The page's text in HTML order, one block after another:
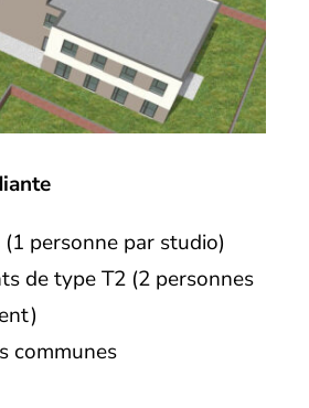
personne par studio)
de type T2 (2 personnes
communes